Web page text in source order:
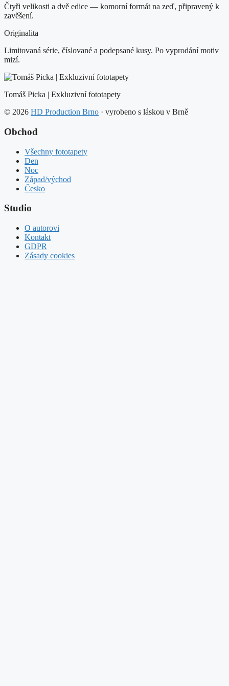
Čtyři velikosti a dvě edice — komorní formát na zeď, připravený k
zavěšení.
Originalita
Limitovaná série, číslované a podepsané kusy. Po vyprodání motiv
mizí.
Tomáš Picka | Exkluzivní fototapety
© 2026 HD Production Brno · vyrobeno s láskou v Brně
Obchod
Všechny fototapety
Den
Noc
Západ/východ
Česko
Studio
O autorovi
Kontakt
GDPR
Zásady cookies